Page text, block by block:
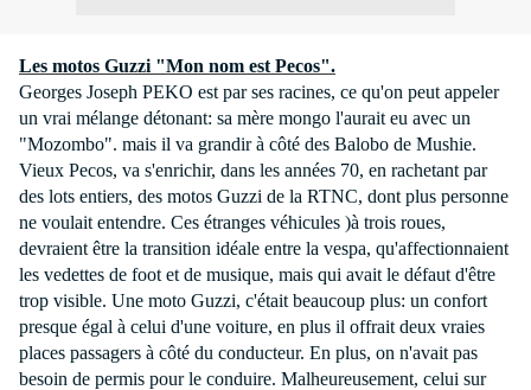
Les motos Guzzi "Mon nom est Pecos".
Georges Joseph PEKO est par ses racines, ce qu'on peut appeler
un vrai mélange détonant: sa mère mongo l'aurait eu avec un
"Mozombo". mais il va grandir à côté des Balobo de Mushie.
Vieux Pecos, va s'enrichir, dans les années 70, en rachetant par
des lots entiers, des motos Guzzi de la RTNC, dont plus personne
ne voulait entendre. Ces étranges véhicules )à trois roues,
devraient être la transition idéale entre la vespa, qu'affectionnaient
les vedettes de foot et de musique, mais qui avait le défaut d'être
trop visible. Une moto Guzzi, c'était beaucoup plus: un confort
presque égal à celui d'une voiture, en plus il offrait deux vraies
places passagers à côté du conducteur. En plus, on n'avait pas
besoin de permis pour le conduire. Malheureusement, celui sur